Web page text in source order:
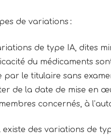
de variations :
de type IA, dites
du médicaments
le titulaire sans
de la date de mise en
concernés, à
existe des variations de